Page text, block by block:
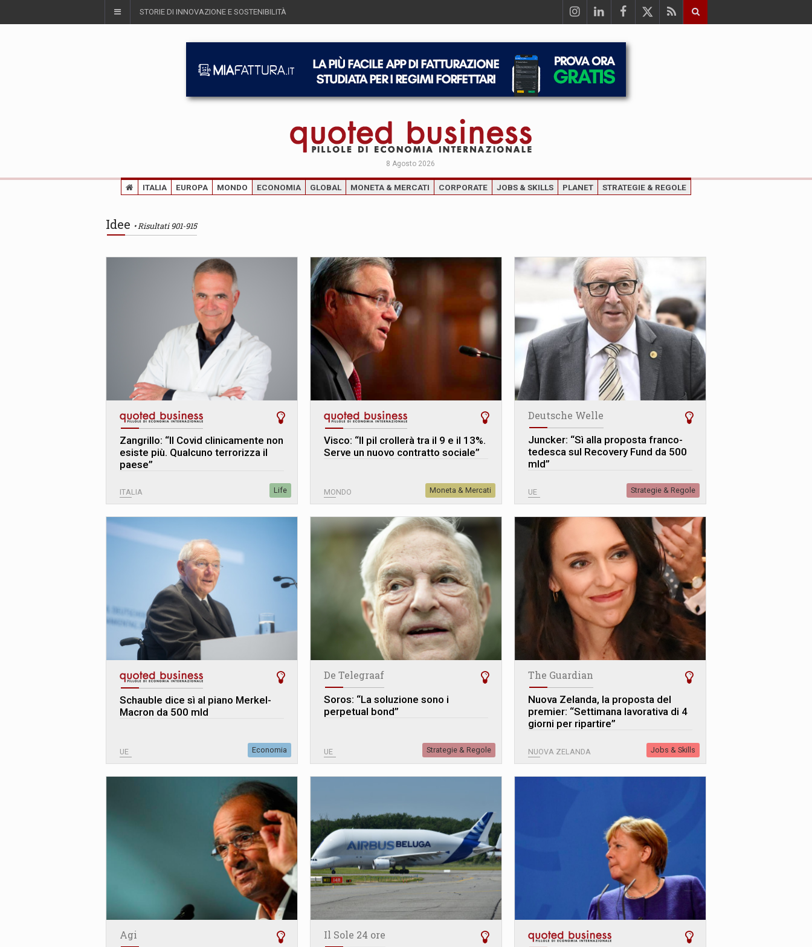
STORIE DI INNOVAZIONE E SOSTENIBILITÀ
8 Agosto 2026
ITALIA EUROPA MONDO ECONOMIA GLOBAL MONETA & MERCATI CORPORATE JOBS & SKILLS PLANET STRATEGIE & REGOLE
Idee Risultati 901-915
Zangrillo: “Il Covid clinicamente non
esiste più. Qualcuno terrorizza il
paese”
ITALIA Life
Visco: “Il pil crollerà tra il 9 e il 13%.
Serve un nuovo contratto sociale”
MONDO Moneta & Mercati
Deutsche Welle
Juncker: “Sì alla proposta franco-
tedesca sul Recovery Fund da 500
mld”
UE Strategie & Regole
Schauble dice sì al piano Merkel-
Macron da 500 mld
UE Economia
De Telegraaf
Soros: “La soluzione sono i
perpetual bond”
UE Strategie & Regole
The Guardian
Nuova Zelanda, la proposta del
premier: “Settimana lavorativa di 4
giorni per ripartire”
NUOVA ZELANDA Jobs & Skills
Agi Il Sole 24 ore